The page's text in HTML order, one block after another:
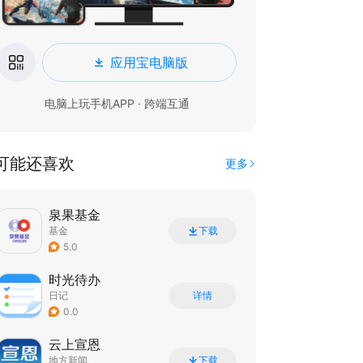
应用宝电脑版
电脑上玩手机APP · 跨端互通
能还喜欢 更多
泉果基金
基金
5.0
下载
时光待办
日记
0.0
详情
云上宣恩
地方新闻 下载